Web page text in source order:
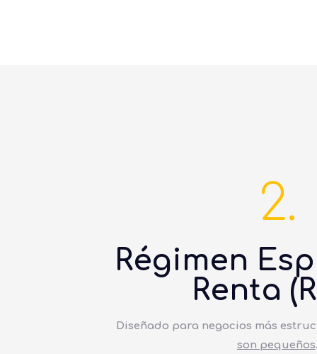
2.
Régimen
Renta
Diseñado para negocios más
son pequeños.